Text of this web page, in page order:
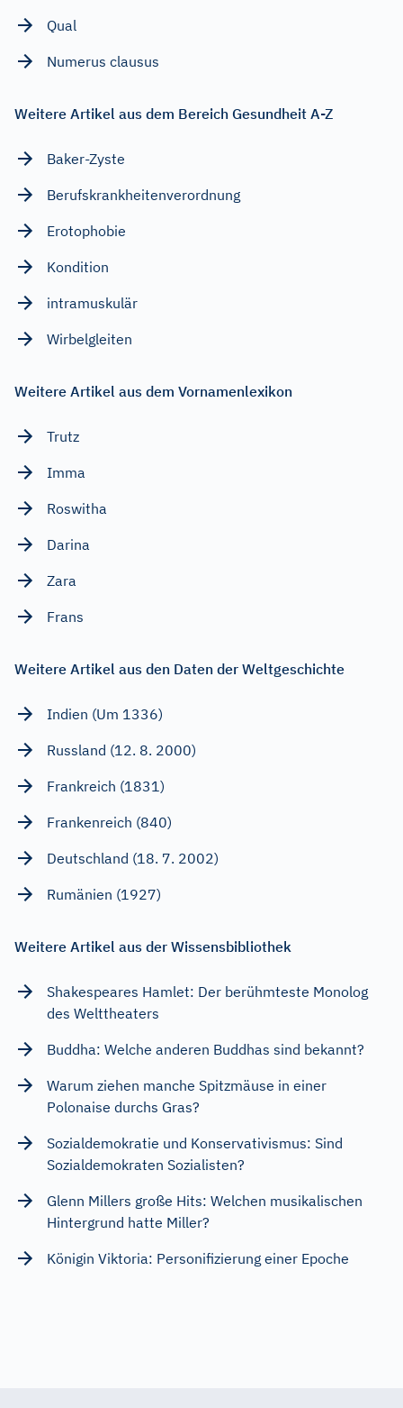
Qual
Numerus clausus
Weitere Artikel aus dem Bereich Gesundheit A-Z
Baker-Zyste
Berufskrankheitenverordnung
Erotophobie
Kondition
intramuskulär
Wirbelgleiten
Weitere Artikel aus dem Vornamenlexikon
Trutz
Imma
Roswitha
Darina
Zara
Frans
Weitere Artikel aus den Daten der Weltgeschichte
Indien (Um 1336)
Russland (12. 8. 2000)
Frankreich (1831)
Frankenreich (840)
Deutschland (18. 7. 2002)
Rumänien (1927)
Weitere Artikel aus der Wissensbibliothek
Shakespeares Hamlet: Der berühmteste Monolog
des Welttheaters
Buddha: Welche anderen Buddhas sind bekannt?
Warum ziehen manche Spitzmäuse in einer
Polonaise durchs Gras?
Sozialdemokratie und Konservativismus: Sind
Sozialdemokraten Sozialisten?
Glenn Millers große Hits: Welchen musikalischen
Hintergrund hatte Miller?
Königin Viktoria: Personifizierung einer Epoche